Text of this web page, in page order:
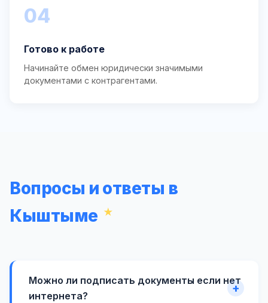
04
Готово к работе
Начинайте обмен юридически значимыми
документами с контрагентами.
Вопросы и ответы в
Кыштыме
Можно ли подписать документы если нет
интернета?